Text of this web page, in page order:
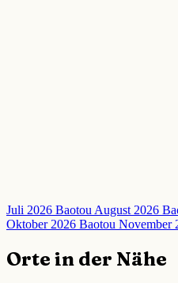
Juli 2026 Baotou August 2026
Oktober 2026 Baotou November
Orte in der Nähe